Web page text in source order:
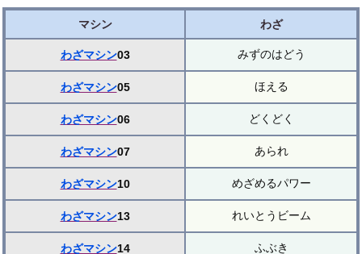
マシン わざ
わざマシン03 みずのはどう
わざマシン05 ほえる
わざマシン06 どくどく
わざマシン07 あられ
わざマシン10 めざめるパワー
わざマシン13 れいとうビーム
わざマシン14 ふぶき